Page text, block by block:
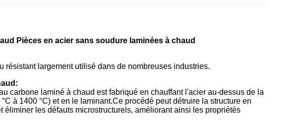
Pièces en acier sans soudure laminées à chaud
résistant largement utilisé dans de nombreuses industries.
carbone laminé à chaud est fabriqué en chauffant l'acier au-dessus de la
à 1400 °C) et en le laminant.Ce procédé peut détruire la structure en
éliminer les défauts microstructurels, améliorant ainsi les propriétés